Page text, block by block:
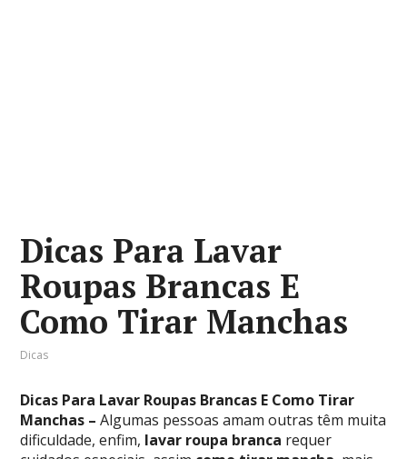
Dicas Para Lavar
Roupas Brancas E
Como Tirar Manchas
Dicas
Dicas Para Lavar Roupas Brancas E Como Tirar
Manchas –Algumas pessoas amam outras têm muita
dificuldade, enfim, lavar roupa branca requer